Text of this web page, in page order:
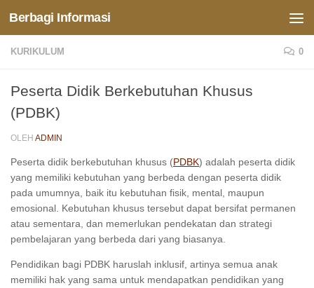
Skip to content
Berbagi Informasi
KURIKULUM 0
Peserta Didik Berkebutuhan Khusus
(PDBK)
OLEH ADMIN
Peserta didik berkebutuhan khusus (PDBK) adalah peserta didik
yang memiliki kebutuhan yang berbeda dengan peserta didik
pada umumnya, baik itu kebutuhan fisik, mental, maupun
emosional. Kebutuhan khusus tersebut dapat bersifat permanen
atau sementara, dan memerlukan pendekatan dan strategi
pembelajaran yang berbeda dari yang biasanya.
Pendidikan bagi PDBK haruslah inklusif, artinya semua anak
memiliki hak yang sama untuk mendapatkan pendidikan yang